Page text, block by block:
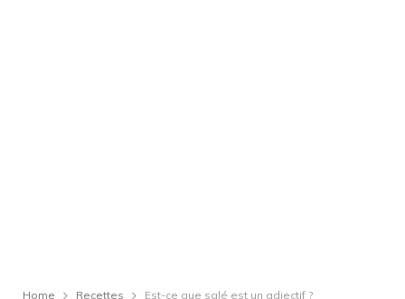
Home Recettes Est-ce que salé est un adjectif ?